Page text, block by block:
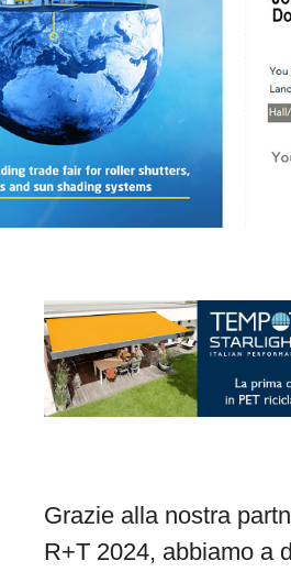
Grazie alla nostra
R+T 2024, abbiamo a